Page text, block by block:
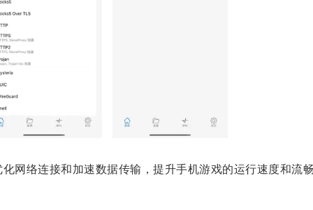
络连接和加速数据传输，提升手机游戏的运行速度和流畅